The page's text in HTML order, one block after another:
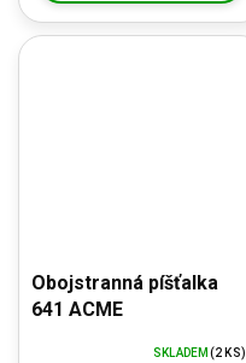
Obojstranná píšťalka
641 ACME
SKLADEM (2 KS)